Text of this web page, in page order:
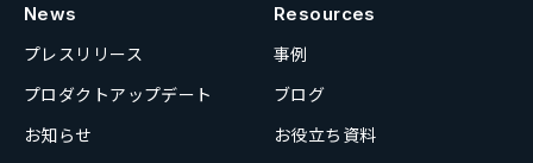
News
プレスリリース
プロダクトアップデート
お知らせ
Resources
事例
ブログ
お役立ち資料